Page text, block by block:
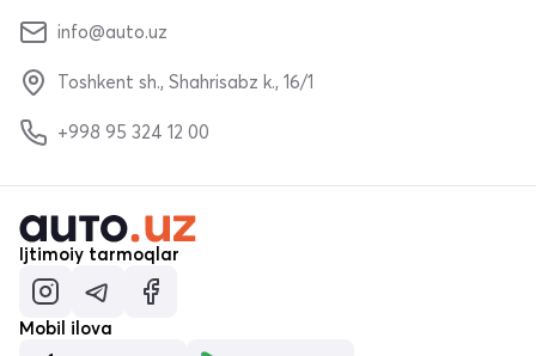
info@auto.uz
Toshkent sh., Shahrisabz k., 16/1
+998 95 324 12 00
Ijtimoiy tarmoqlar
Mobil ilova